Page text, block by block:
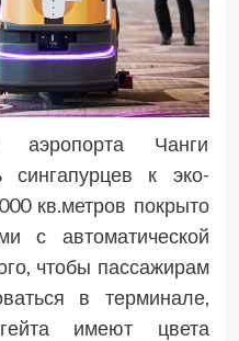
аэропорта Чанги
сингапурцев к эко-
кв.метров покрыто
с автоматической
чтобы пассажирам
в терминале,
имеют цвета